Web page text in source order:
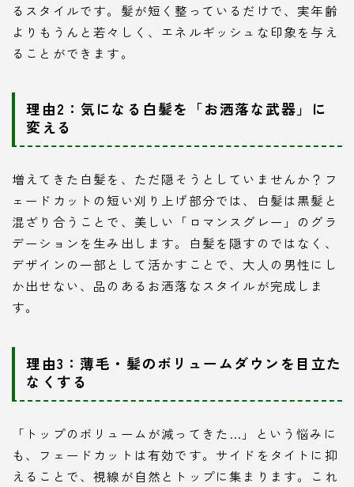
るスタイルです。髪が短く整っているだけで、実年齢
よりもうんと若々しく、エネルギッシュな印象を与え
ることができます。
理由2：気になる白髪を「お洒落な武器」に
変える
増えてきた白髪を、ただ隠そうとしていませんか？フ
ェードカットの短い刈り上げ部分では、白髪は黒髪と
混ざり合うことで、美しい「ロマンスグレー」のグラ
デーションを生み出します。白髪を隠すのではなく、
デザインの一部として活かすことで、大人の男性にし
か出せない、品のあるお洒落なスタイルが完成しま
す。
理由3：薄毛・髪のボリュームダウンを目立た
なくする
「トップのボリュームが減ってきた…」という悩みに
も、フェードカットは有効です。サイドをタイトに抑
えることで、視線が自然とトップに集まります。これ